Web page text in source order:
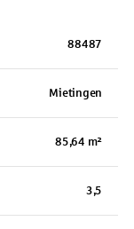
88487
Mietingen
85,64 m²
3,5